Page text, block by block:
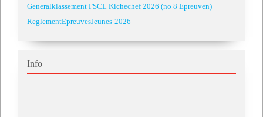
Generalklassement FSCL Kichechef 2026 (no 8 Epreuven)
ReglementEpreuvesJeunes-2026
Info